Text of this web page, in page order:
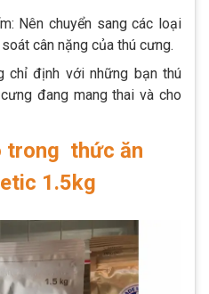
Nên chuyển sang các loại
cân nặng của thú cưng.
chỉ định với những bạn thú
đang mang thai và cho
trong thức ăn
1.5kg